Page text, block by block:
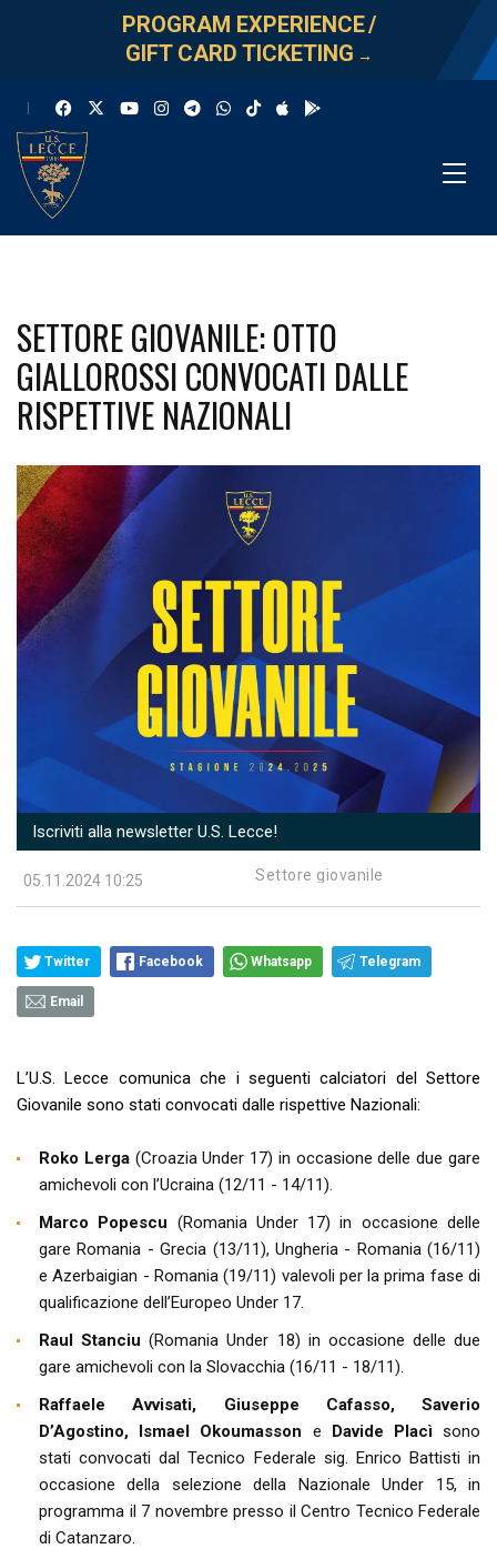
PROGRAM EXPERIENCE/
GIFT CARD TICKETING →
SETTORE GIOVANILE: OTTO
GIALLOROSSI CONVOCATI DALLE
RISPETTIVE NAZIONALI
Iscriviti alla newsletter U.S. Lecce!
05.11.2024 10:25 Settore giovanile
Twitter Facebook Whatsapp Telegram
Email
L’U.S. Lecce comunica che i seguenti calciatori del Settore
Giovanile sono stati convocati dalle rispettive Nazionali:
Roko Lerga(Croazia Under 17) in occasione delle due gare
amichevoli con l’Ucraina (12/11 - 14/11).
Marco Popescu (Romania Under 17) in occasione delle
gare Romania - Grecia (13/11), Ungheria - Romania (16/11)
e Azerbaigian - Romania (19/11) valevoli per la prima fase di
qualificazione dell’Europeo Under 17.
Raul Stanciu (Romania Under 18) in occasione delle due
gare amichevoli con la Slovacchia (16/11 - 18/11).
Raffaele Avvisati, Giuseppe Cafasso, Saverio
D’Agostino, Ismael Okoumasson e Davide Placì sono
stati convocati dal Tecnico Federale sig. Enrico Battisti in
occasione della selezione della Nazionale Under 15, in
programma il 7 novembre presso il Centro Tecnico Federale
di Catanzaro.